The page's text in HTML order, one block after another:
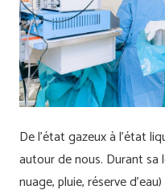
De l’état gazeux à l’état
autour de nous. Durant
nuage, pluie, réserve